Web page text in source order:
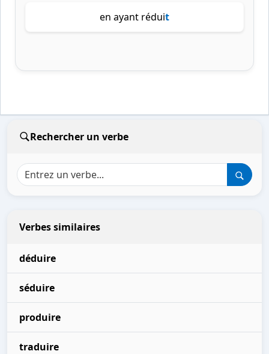
en ayant réduit
Rechercher un verbe
Verbes similaires
déduire
séduire
produire
traduire